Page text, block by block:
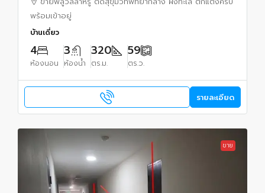
พร้อมเข้าอยู่
บ้านเดี่ยว
4
ห้องนอน
3
ห้องน้ำ
320
ตร.ม.
59
ตร.ว.
รายละเอียด
ขาย